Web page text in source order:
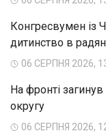
Конгресвумен із
дитинство в
06 СЕРПНЯ 2026,
На фронті
округу
06 СЕРПНЯ 2026,